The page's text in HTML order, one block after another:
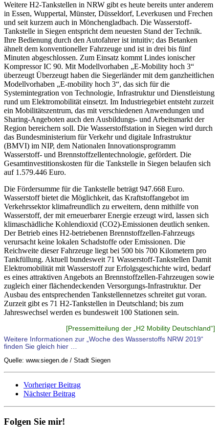
Weitere H2-Tankstellen in NRW gibt es heute bereits unter anderem
in Essen, Wuppertal, Münster, Düsseldorf, Leverkusen und Frechen
und seit kurzem auch in Mönchengladbach. Die Wasserstoff-
Tankstelle in Siegen entspricht dem neuesten Stand der Technik.
Ihre Bedienung durch den Autofahrer ist intuitiv; das Betanken
ähnelt dem konventioneller Fahrzeuge und ist in drei bis fünf
Minuten abgeschlossen. Zum Einsatz kommt Lindes ionischer
Kompressor IC 90. Mit Modellvorhaben „E-Mobility hoch 3“
überzeugt Überzeugt haben die Siegerländer mit dem ganzheitlichen
Modellvorhaben „E-mobility hoch 3“, das sich für die
Systemintegration von Technologie, Infrastruktur und Dienstleistung
rund um Elektromobilität einsetzt. Im Industriegebiet entsteht zurzeit
ein Mobilitätszentrum, das mit verschiedenen Anwendungen und
Sharing-Angeboten auch den Ausbildungs- und Arbeitsmarkt der
Region bereichern soll. Die Wasserstoffstation in Siegen wird durch
das Bundesministerium für Verkehr und digitale Infrastruktur
(BMVI) im NIP, dem Nationalen Innovationsprogramm
Wasserstoff- und Brennstoffzellentechnologie, gefördert. Die
Gesamtinvestitionskosten für die Tankstelle in Siegen belaufen sich
auf 1.579.446 Euro.
Die Fördersumme für die Tankstelle beträgt 947.668 Euro.
Wasserstoff bietet die Möglichkeit, das Kraftstoffangebot im
Verkehrssektor klimafreundlich zu erweitern, denn mithilfe von
Wasserstoff, der mit erneuerbarer Energie erzeugt wird, lassen sich
klimaschädliche Kohlendioxid (CO2)-Emissionen deutlich senken.
Der Betrieb eines H2-betriebenen Brennstoffzellen-Fahrzeugs
verursacht keine lokalen Schadstoffe oder Emissionen. Die
Reichweite dieser Fahrzeuge liegt bei 500 bis 700 Kilometern pro
Tankfüllung. Aktuell bundesweit 71 Wasserstoff-Tankstellen Damit
Elektromobilität mit Wasserstoff zur Erfolgsgeschichte wird, bedarf
es eines attraktiven Angebots an Brennstoffzellen-Fahrzeugen sowie
zugleich einer flächendeckenden Versorgungs-Infrastruktur. Der
Ausbau des entsprechenden Tankstellennetzes schreitet gut voran.
Zurzeit gibt es 71 H2-Tankstellen in Deutschland; bis zum
Jahreswechsel werden es bundesweit 100 Stationen sein.
[Pressemitteilung der „H2 Mobility Deutschland“]
Weitere Informationen zur „Woche des Wasserstoffs NRW 2019“
finden Sie gleich hier …
Quelle: www.siegen.de / Stadt Siegen
Vorheriger Beitrag
Nächster Beitrag
Folgen Sie mir!